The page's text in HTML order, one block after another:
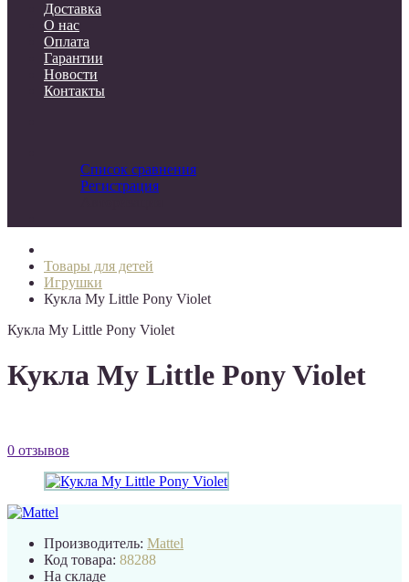
Доставка
О нас
Оплата
Гарантии
Новости
Контакты
Список сравнения
Регистрация
Товары для детей
Игрушки
Кукла My Little Pony Violet
Кукла My Little Pony Violet
Кукла My Little Pony Violet
0 отзывов
Производитель: Mattel
Код товара: 88288
На складе